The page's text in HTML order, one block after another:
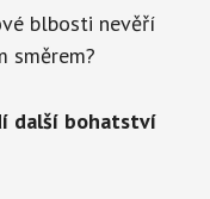
blbosti nevěří
směrem?
další bohatství